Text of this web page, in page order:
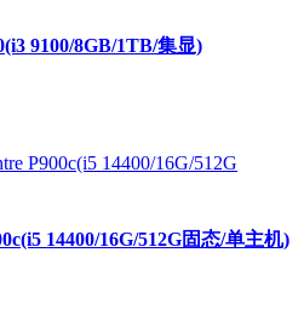
9100/8GB/1TB/集显)
14400/16G/512G固态/单主机)